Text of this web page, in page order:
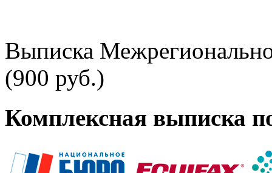
Выписка
(900 руб.)
Комплексная выписка